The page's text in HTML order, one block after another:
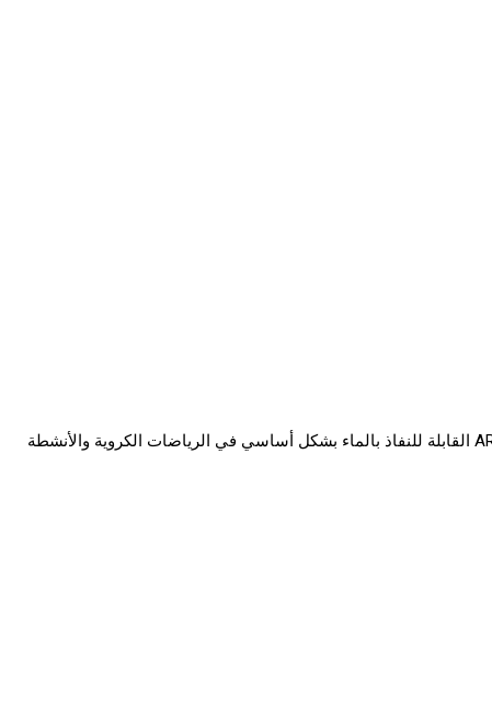
تعتبر أسطح الترتان الرياضية متعددة الوظائف مناسبة للمرافق الرياضية المدرسية والمجتمعية. تُستخدم الأسطح متعددة الأغراض ARS TX و ARS TY القابلة للنفاذ بالماء بشكل أساسي في الرياضات الكروية والأنشطة